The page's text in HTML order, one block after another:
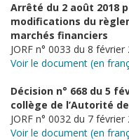
Arrêté du 2 août 2018
modifications du
marchés financiers
JORF n° 0033 du 8 février
Voir le document (en
Décision n° 668 du 5
collège de l’Autorité
JORF n° 0032 du 7 février
Voir le document (en